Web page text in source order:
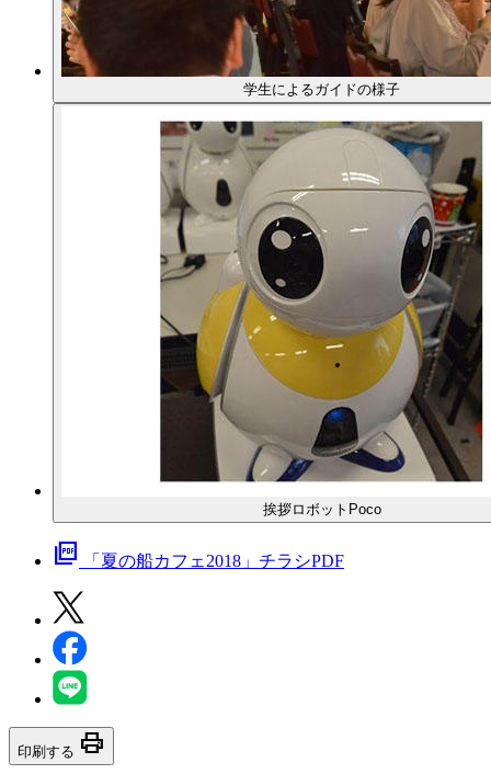
学生によるガイドの様子
挨拶ロボットPoco
picture_as_pdf 「夏の船カフェ2018」チラシPDF
印刷する print